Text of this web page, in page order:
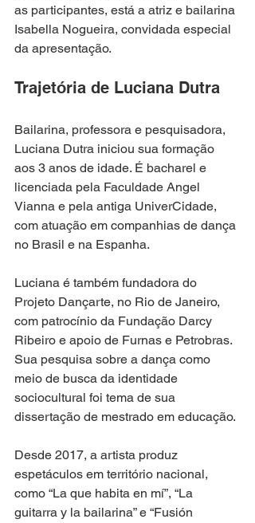
as participantes, está a atriz e bailarina
Isabella Nogueira, convidada especial
da apresentação.
Trajetória de Luciana Dutra
Bailarina, professora e pesquisadora,
Luciana Dutra iniciou sua formação
aos 3 anos de idade. É bacharel e
licenciada pela Faculdade Angel
Vianna e pela antiga UniverCidade,
com atuação em companhias de dança
no Brasil e na Espanha.
Luciana é também fundadora do
Projeto Dançarte, no Rio de Janeiro,
com patrocínio da Fundação Darcy
Ribeiro e apoio de Furnas e Petrobras.
Sua pesquisa sobre a dança como
meio de busca da identidade
sociocultural foi tema de sua
dissertação de mestrado em educação.
Desde 2017, a artista produz
espetáculos em território nacional,
como “La que habita en mí”, “La
guitarra y la bailarina” e “Fusión